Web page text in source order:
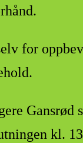
for
Gansrød
kl.